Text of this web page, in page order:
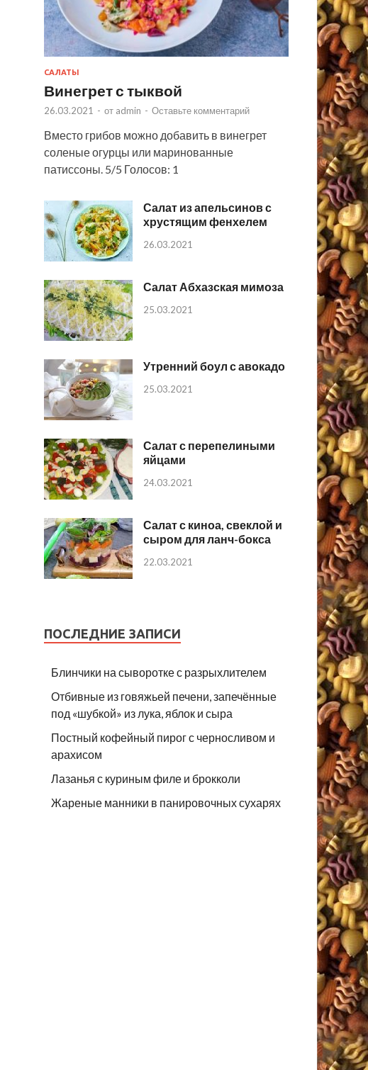
САЛАТЫ
Винегрет с тыквой
26.03.2021 - от admin - Оставьте комментарий
Вместо грибов можно добавить в винегрет
соленые огурцы или маринованные
патиссоны. 5/5 Голосов: 1
Салат из апельсинов с
хрустящим фенхелем
26.03.2021
Салат Абхазская мимоза
25.03.2021
Утренний боул с авокадо
25.03.2021
Салат с перепелиными
яйцами
24.03.2021
Салат с киноа, свеклой и
сыром для ланч-бокса
22.03.2021
ПОСЛЕДНИЕ ЗАПИСИ
Блинчики на сыворотке с разрыхлителем
Отбивные из говяжьей печени, запечённые
под «шубкой» из лука, яблок и сыра
Постный кофейный пирог с черносливом и
арахисом
Лазанья с куриным филе и брокколи
Жареные манники в панировочных сухарях